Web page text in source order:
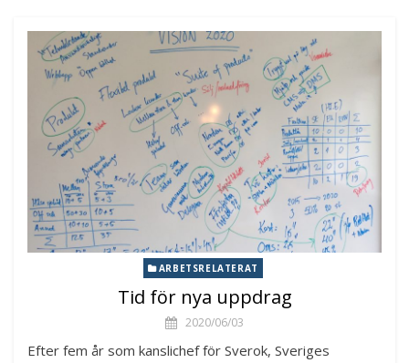
ARBETSRELATERAT
Tid för nya uppdrag
2020/06/03
Efter fem år som kanslichef för Sverok, Sveriges